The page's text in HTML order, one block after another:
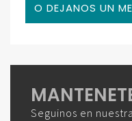
O DEJANOS UN
Seguinos en